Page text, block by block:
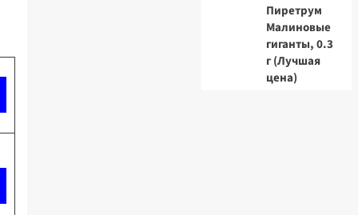
Пиретрум
Малиновые
гиганты, 0.3
г (Лучшая
цена)